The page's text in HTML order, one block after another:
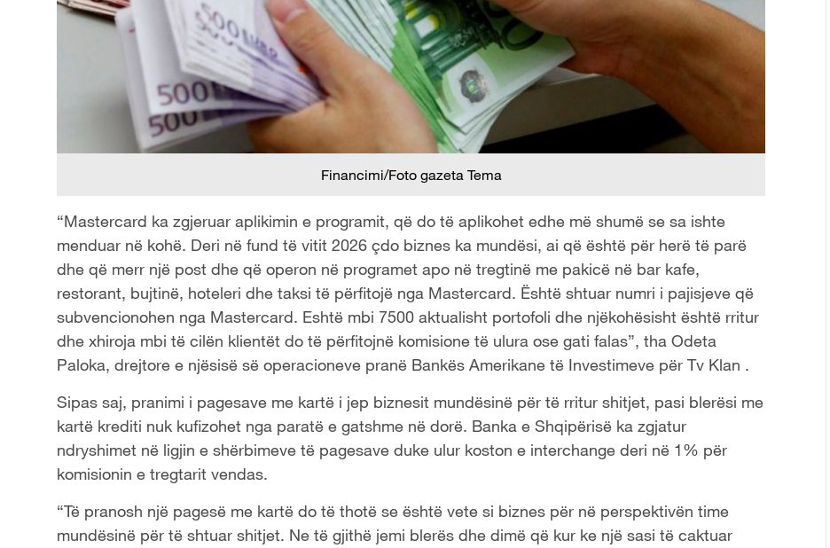
Financimi/Foto gazeta Tema
“Mastercard ka zgjeruar aplikimin e programit, që do të aplikohet edhe më shumë se sa ishte
menduar në kohë. Deri në fund të vitit 2026 çdo biznes ka mundësi, ai që është për herë të parë
dhe që merr një post dhe që operon në programet apo në tregtinë me pakicë në bar kafe,
restorant, bujtinë, hoteleri dhe taksi të përfitojë nga Mastercard. Është shtuar numri i pajisjeve që
subvencionohen nga Mastercard. Eshtë mbi 7500 aktualisht portofoli dhe njëkohësisht është rritur
dhe xhiroja mbi të cilën klientët do të përfitojnë komisione të ulura ose gati falas”, tha Odeta
Paloka, drejtore e njësisë së operacioneve pranë Bankës Amerikane të Investimeve për Tv Klan .
Sipas saj, pranimi i pagesave me kartë i jep biznesit mundësinë për të rritur shitjet, pasi blerësi me
kartë krediti nuk kufizohet nga paratë e gatshme në dorë. Banka e Shqipërisë ka zgjatur
ndryshimet në ligjin e shërbimeve të pagesave duke ulur koston e interchange deri në 1% për
komisionin e tregtarit vendas.
“Të pranosh një pagesë me kartë do të thotë se është vete si biznes për në perspektivën time
mundësinë për të shtuar shitjet. Ne të gjithë jemi blerës dhe dimë që kur ke një sasi të caktuar